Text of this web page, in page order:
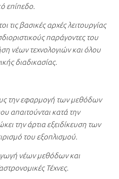
επίπεδο.
τις βασικές αρχές λειτουργίας
παράγοντες του
νέων τεχνολογιών και όλου
διαδικασίας.
την εφαρμογή των μεθόδων
απαιτούνται κατά την
την άρτια εξειδίκευση των
του εξοπλισμού.
νέων μεθόδων και
Τέχνες.